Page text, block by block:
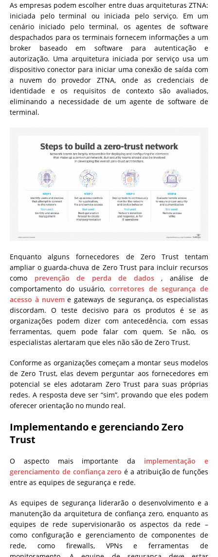
As empresas podem escolher entre duas arquiteturas ZTNA:
iniciada pelo terminal ou iniciada pelo serviço. Em um
cenário iniciado pelo terminal, os agentes de software
despachados para os terminais fornecem informações a um
broker baseado em software para autenticação e
autorização. Uma arquitetura iniciada por serviço usa um
dispositivo conector para iniciar uma conexão de saída com
a nuvem do provedor ZTNA, onde as credenciais de
identidade e os requisitos de contexto são avaliados,
eliminando a necessidade de um agente de software de
terminal.
Enquanto alguns fornecedores de Zero Trust tentam
ampliar o guarda-chuva de Zero Trust para incluir recursos
como prevenção de perda de dados, análise de
comportamento do usuário, corretores de segurança de
acesso à nuveme gateways de segurança, os especialistas
discordam. O teste decisivo para os produtos é se as
organizações podem dizer com antecedência, com essas
ferramentas, quem pode falar com quem. Se não, os
especialistas alertaram que eles não são de Zero Trust.
Conforme as organizações começam a montar seus modelos
de Zero Trust, elas devem perguntar aos fornecedores em
potencial se eles adotaram Zero Trust para suas próprias
redes. A resposta deve ser “sim”, provando que eles podem
oferecer orientação no mundo real.
Implementando e gerenciando Zero
Trust
O aspecto mais importante da implementação e
gerenciamento de confiança zero é a atribuição de funções
entre as equipes de segurança e rede.
As equipes de segurança liderarão o desenvolvimento e a
manutenção da arquitetura de confiança zero, enquanto as
equipes de rede supervisionarão os aspectos da rede –
como configuração e gerenciamento de componentes de
rede, como firewalls, VPNs e ferramentas de